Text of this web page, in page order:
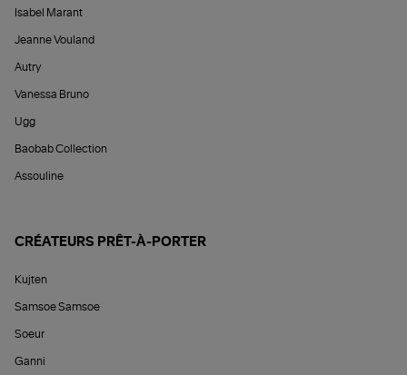
Isabel Marant
Jeanne Vouland
Autry
Vanessa Bruno
Ugg
Baobab Collection
Assouline
CRÉATEURS PRÊT-À-PORTER
Kujten
Samsoe Samsoe
Soeur
Ganni